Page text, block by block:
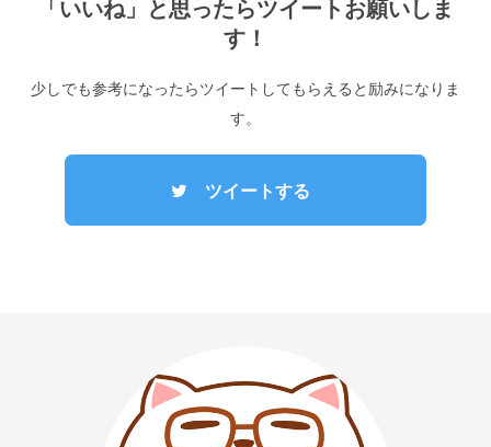
「いいね」と思ったらツイートお願いしま
す！
少しでも参考になったらツイートしてもらえると励みになりま
す。
ツイートする